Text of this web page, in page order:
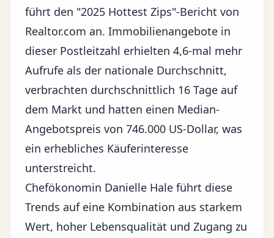
führt den "2025 Hottest Zips"-Bericht von
Realtor.com an. Immobilienangebote in
dieser Postleitzahl erhielten 4,6-mal mehr
Aufrufe als der nationale Durchschnitt,
verbrachten durchschnittlich 16 Tage auf
dem Markt und hatten einen Median-
Angebotspreis von 746.000 US-Dollar, was
ein erhebliches Käuferinteresse
unterstreicht.
Chefökonomin Danielle Hale führt diese
Trends auf eine Kombination aus starkem
Wert, hoher Lebensqualität und Zugang zu